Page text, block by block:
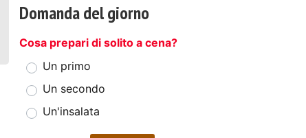
Domanda del giorno
Cosa prepari di solito a cena?
Un primo
Un secondo
Un'insalata